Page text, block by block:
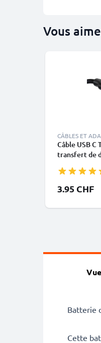
Vous
CÂBLES ET
Câble USB C
transfert de
3.95 CHF
Batterie
Cette